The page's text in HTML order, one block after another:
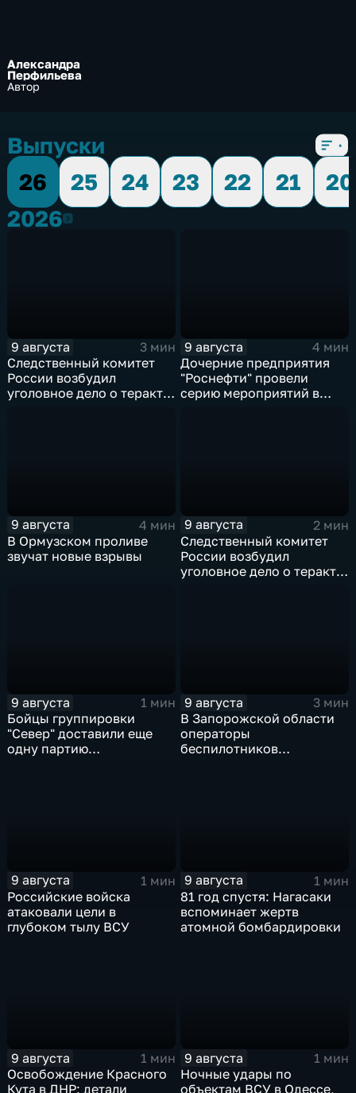
Александра
Перфильева
Автор
Выпуски
26
25 24 23 22 21
20
20262026
9 августа
3 мин
Следственный комитет
России возбудил
уголовное дело о теракте
9 августа
4 мин
Дочерние предприятия
"Роснефти" провели
серию мероприятий в
9 августа
4 мин
В Ормузском проливе
звучат новые взрывы
9 августа
2 мин
Следственный комитет
России возбудил
уголовное дело о теракте
9 августа
1 мин
Бойцы группировки
"Север" доставили еще
одну партию
9 августа
3 мин
В Запорожской области
операторы
беспилотников
9 августа
1 мин
Российские войска
атаковали цели в
глубоком тылу ВСУ
9 августа
1 мин
81 год спустя: Нагасаки
вспоминает жертв
атомной бомбардировки
9 августа
1 мин
Освобождение Красного
Кута в ДНР: детали
9 августа
1 мин
Ночные удары по
объектам ВСУ в Одессе,